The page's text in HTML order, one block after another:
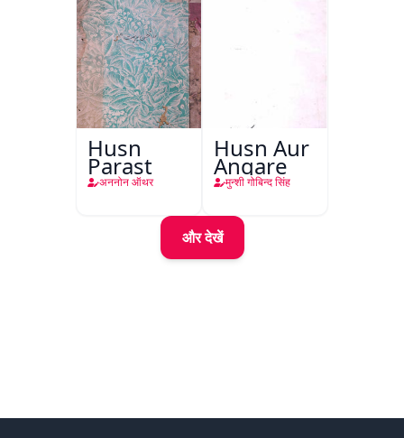
Husn
Parast
अननोन ऑथर
Husn Aur
Angare
मुन्शी गोबिन्द सिंह
और देखें